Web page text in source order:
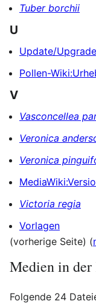
Tuber borchii
U
Update/Upgrade
Pollen-
V
Vasconcellea
Veronica
Veronica
Victoria regia
Vorlagen
(vorherige Seite) (
Medien in
Folgende 24